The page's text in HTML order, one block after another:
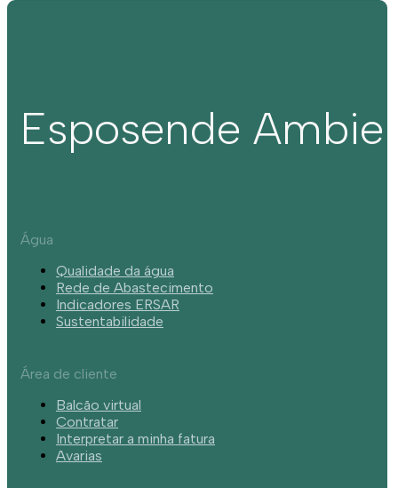
Esposende
Água
Qualidade da água
Rede de Abastecimento
Indicadores ERSAR
Sustentabilidade
Área de cliente
Balcão virtual
Contratar
Interpretar a minha fatura
Avarias